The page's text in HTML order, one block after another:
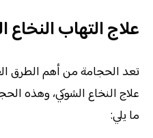
علاج التهاب
تعد الحجامة من أهم الطرق
علاج النخاع الشوكي، وهذه
ما يلي: